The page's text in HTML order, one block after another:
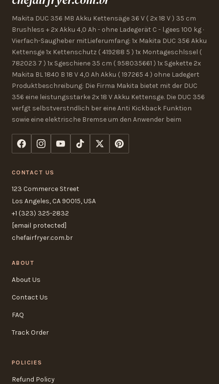
Makita DUC 356 MB Akku Kettensäge 36 V ( 2x 18 V ) 35 cm
Brushless + 2x Akku 4,0 Ah - ohne Ladegerät C - l.gees 100 kg ·
Vierfach-Saugheber mitLieferumfang: 1x Makita DUC 356 Akku
Kettensge 1x Kettenschutz ( 419288 5 ) 1x Montageschlssel (
782023 7 ) 1x Sgeschiene 35 cm ( 958035661 ) 1x Sgekette 2x
Makita BL 1840 B 18 V 4,0 Ah Akku ( 197265 4 ) ohne Ladegert
Produktbeschreibung: Die Firma Makita bietet mit der DUC
356 eine leistungsstarke 2x 18 V Akku Kettensge. Die DUC 356
verfgt selbstverstndlich ber eine Anti Kickback Funktion
sowie eine elektrische Bremse um den Anwender beim
CONTACT US
123 Commerce Street
Los Angeles, CA 90015, USA
+1 (323) 325-2832
[email protected]
chefairfryer.com.br
ABOUT
About Us
Contact Us
FAQ
Track Order
POLICIES
Refund Policy